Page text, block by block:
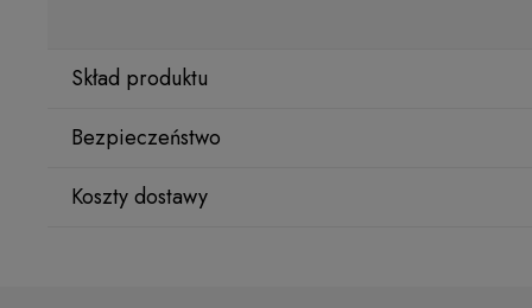
Skład produktu
Bezpieczeństwo
Producent
Koszty dostawy